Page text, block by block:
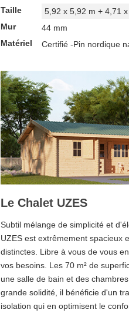
Taille
5,92 x 5,92 m + 4,71
Mur
44 mm
Matériel
Certifié -Pin nordique
Le Chalet UZES
Subtil mélange de simplicité et
UZES est extrêmement spacieux
distinctes. Libre à vous de vous
vos besoins. Les 70 m² de
une salle de bain et des
grande solidité, il bénéficie d'un
isolation qui en optimisent le